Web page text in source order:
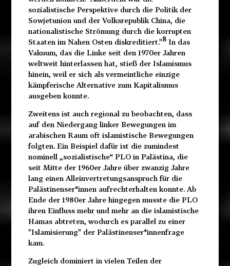
sozialistische Perspektive durch die Politik der
Sowjetunion und der Volksrepublik China, die
nationalistische Strömung durch die korrupten
Staaten im Nahen Osten diskreditiert."8In das
Vakuum, das die Linke seit den 1970er Jahren
weltweit hinterlassen hat, stieß der Islamismus
hinein, weil er sich als vermeintliche einzige
kämpferische Alternative zum Kapitalismus
ausgeben konnte.
Zweitens ist auch regional zu beobachten, dass
auf den Niedergang linker Bewegungen im
arabischen Raum oft islamistische Bewegungen
folgten. Ein Beispiel dafür ist die zumindest
nominell „sozialistische“ PLO in Palästina, die
seit Mitte der 1960er Jahre über zwanzig Jahre
lang einen Alleinvertretungsanspruch für die
Palästinenser*innen aufrechterhalten konnte. Ab
Ende der 1980er Jahre hingegen musste die PLO
ihren Einfluss mehr und mehr an die islamistische
Hamas abtreten, wodurch es parallel zu einer
"Islamisierung" der Palästinenser*innenfrage
kam.
Zugleich dominiert in vielen Teilen der